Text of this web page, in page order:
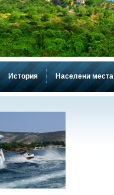
История Населени места